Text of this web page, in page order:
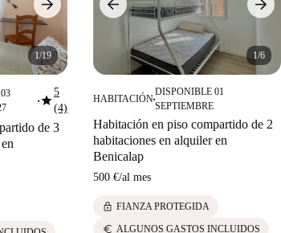
1/19
■star5
(4)
de 3
1/6
HABITACIÓN■
DISPONIBLE 01
SEPTIEMBRE
Habitación en piso compartido de 2
habitaciones en alquiler en
Benicalap
500 €/al mes
lock FIANZA PROTEGIDA
euro ALGUNOS GASTOS INCLUIDOS